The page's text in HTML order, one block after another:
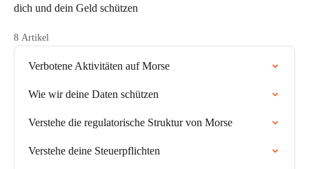
dich und dein Geld schützen
8 Artikel
Verbotene Aktivitäten auf Morse
Wie wir deine Daten schützen
Verstehe die regulatorische Struktur von Morse
Verstehe deine Steuerpflichten